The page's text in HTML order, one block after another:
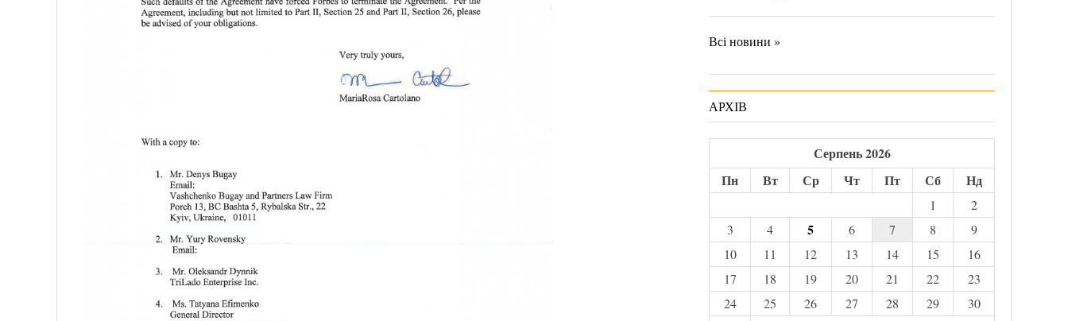
Всі новини »
АРХІВ
Серпень 2026
Пн
Вт Ср Чт Пт Сб Нд
1
2
3
4 5 6 7 8
9
10
11 12 13 14 15
16
17
18 19 20 21 22
23
24
25 26 27 28 29
30